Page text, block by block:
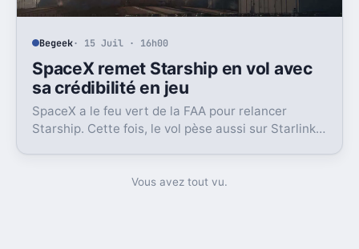
Begeek· 15 Juil · 16h00
SpaceX remet Starship en vol avec
sa crédibilité en jeu
SpaceX a le feu vert de la FAA pour relancer
Starship. Cette fois, le vol pèse aussi sur Starlink